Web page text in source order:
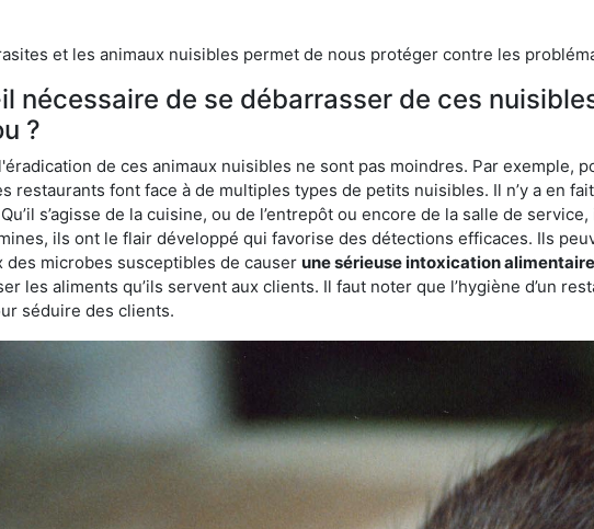
et les animaux nuisibles permet de nous protéger contre les
nécessaire de se débarrasser de ces
?
de ces animaux nuisibles ne sont pas moindres. Par exemple,
restaurants font face à de multiples types de petits nuisibles. Il n’y a en
s’agisse de la cuisine, ou de l’entrepôt ou encore de la salle de
ils ont le flair développé qui favorise des détections efficaces. Ils
des microbes susceptibles de causer une sérieuse intoxication alimentaire
les aliments qu’ils servent aux clients. Il faut noter que l’hygiène d’un
séduire des clients.